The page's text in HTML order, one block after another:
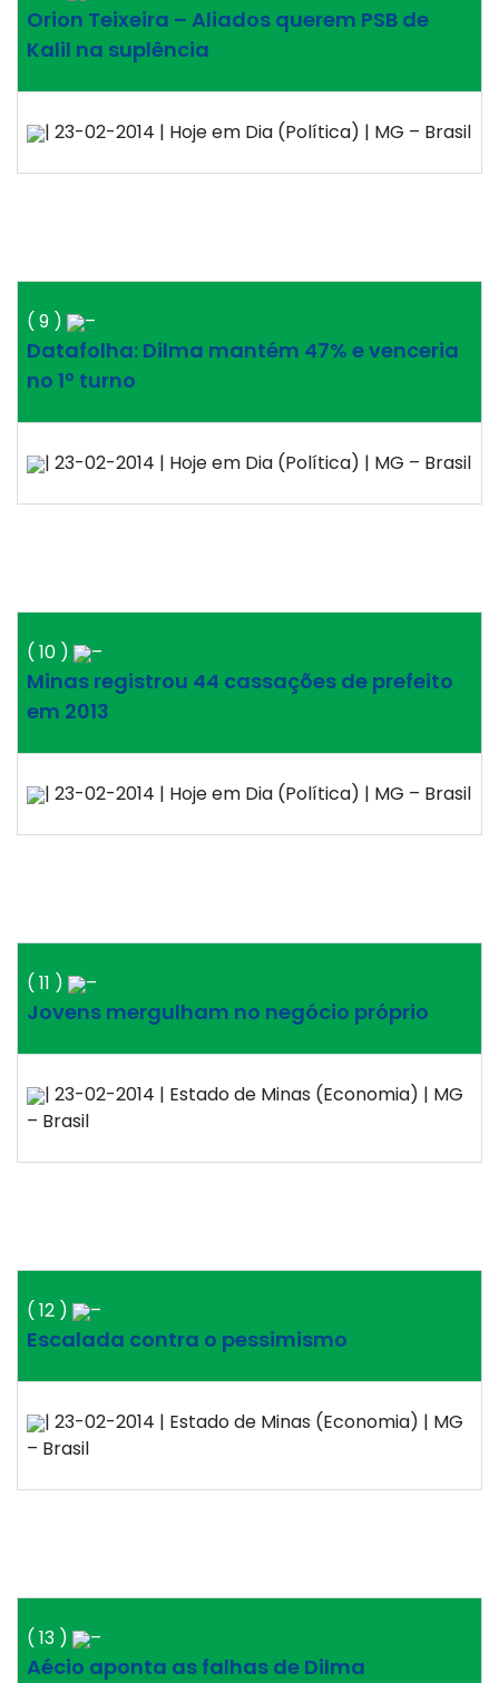
Orion Teixeira – Aliados querem PSB de
Kalil na suplência
| 23-02-2014 | Hoje em Dia (Política) | MG – Brasil
( 9 ) –
Datafolha: Dilma mantém 47% e venceria
no 1º turno
| 23-02-2014 | Hoje em Dia (Política) | MG – Brasil
( 10 ) –
Minas registrou 44 cassações de prefeito
em 2013
| 23-02-2014 | Hoje em Dia (Política) | MG – Brasil
( 11 ) –
Jovens mergulham no negócio próprio
| 23-02-2014 | Estado de Minas (Economia) | MG
– Brasil
( 12 ) –
Escalada contra o pessimismo
| 23-02-2014 | Estado de Minas (Economia) | MG
– Brasil
( 13 ) –
Aécio aponta as falhas de Dilma